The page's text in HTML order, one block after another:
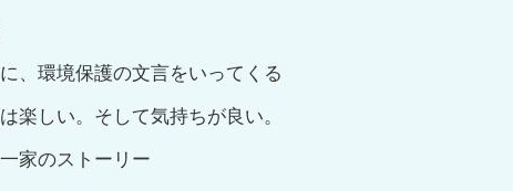
、環境保護の文言をいってくる
楽しい。そして気持ちが良い。
家のストーリー